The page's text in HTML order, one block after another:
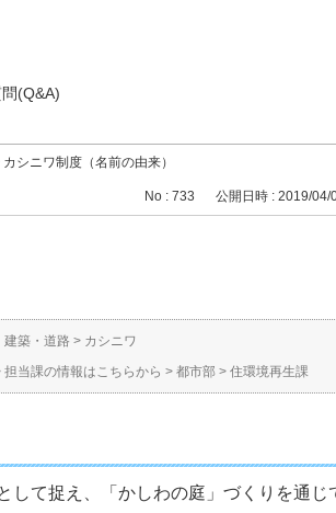
カシニワ制度（名前の由来）
No : 733 公開日時 : 2019/04/
建築・道路 > カシニワ
担当課の情報はこちらから > 都市部 > 住環境再生課
して捉え、「かしわの庭」づくりを通